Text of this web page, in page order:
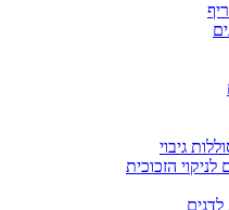
גיבוי
הזכוכית